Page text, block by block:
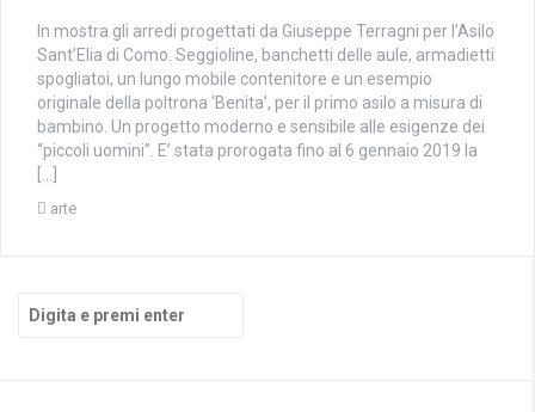
In mostra gli arredi progettati da Giuseppe Terragni per l’Asilo
Sant’Elia di Como. Seggioline, banchetti delle aule, armadietti
spogliatoi, un lungo mobile contenitore e un esempio
originale della poltrona ‘Benita’, per il primo asilo a misura di
bambino. Un progetto moderno e sensibile alle esigenze dei
“piccoli uomini”. E’ stata prorogata fino al 6 gennaio 2019 la
arte